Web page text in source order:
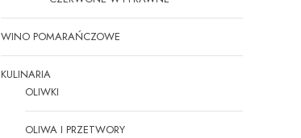
WINO POMARAŃCZOWE
KULINARIA
OLIWKI
OLIWA I PRZETWORY